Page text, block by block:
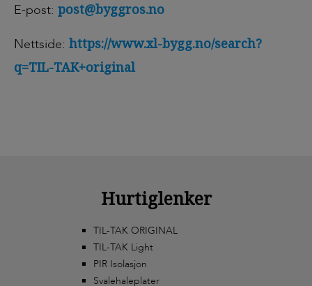
E-post: post@byggros.no
Nettside: https://www.xl-bygg.no/search?
q=TIL-TAK+original
Hurtiglenker
TIL-TAK ORIGINAL
TIL-TAK Light
PIR Isolasjon
Svalehaleplater